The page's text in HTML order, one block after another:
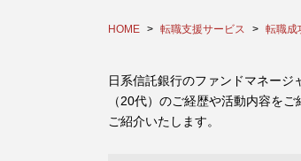
HOME 転職支援サービス 転職成
日系信託銀行のファンドマネー
（20代）のご経歴や活動内容を
ご紹介いたします。